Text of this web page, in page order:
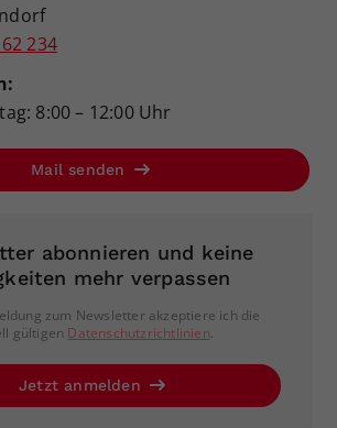
234
8:00 – 12:00 Uhr
Mail senden
abonnieren und keine
mehr verpassen
zum Newsletter akzeptiere ich die
gültigen Datenschutzrichtlinien.
Jetzt anmelden